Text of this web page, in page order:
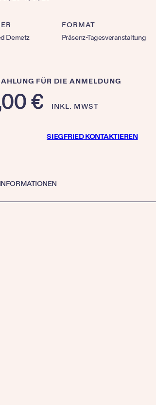
Demetz
FORMAT
Präsenz-Tagesveranstaltung
FÜR DIE ANMELDUNG
€ INKL. MWST
SIEGFRIEDKONTAKTIEREN